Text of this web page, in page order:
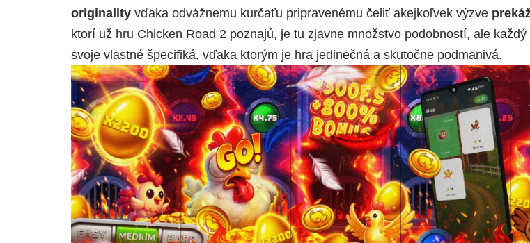
originality vďaka odvážnemu kurčaťu pripravenému čeliť akejkoľvek výzve
ktorí už hru Chicken Road 2 poznajú, je tu zjavne množstvo podobností, ale každý
svoje vlastné špecifiká, vďaka ktorým je hra jedinečná a skutočne podmanivá.